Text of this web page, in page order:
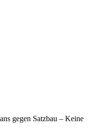
gegen Satzbau – Keine